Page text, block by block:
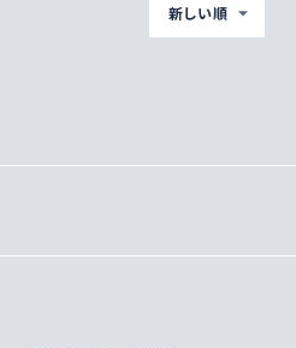
新しい順